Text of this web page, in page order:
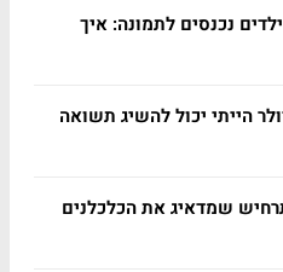
נכנסים לתמונה: איך
הייתי יכול להשיג תשואה
שמדאיג את הכלכלנים